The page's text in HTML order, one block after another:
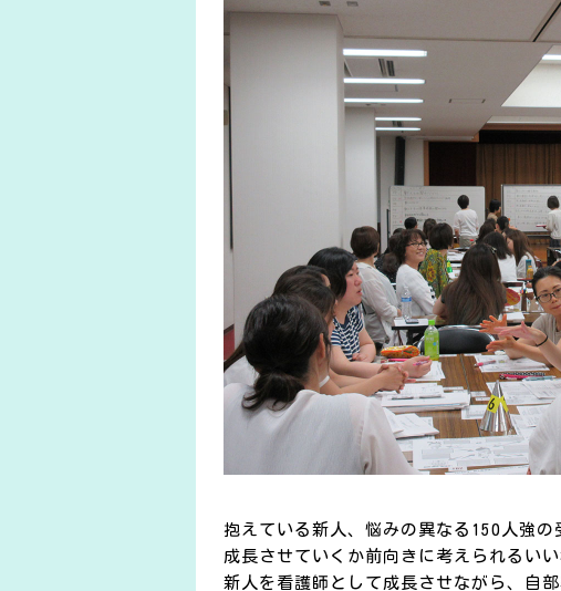
抱えている新人、悩みの異なる150人強
成長させていくか前向きに考えられるいい
新人を看護師として成長させながら、自